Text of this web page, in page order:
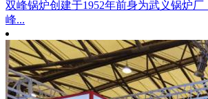
双峰锅炉创建于1952年前身为武义锅炉厂
峰...